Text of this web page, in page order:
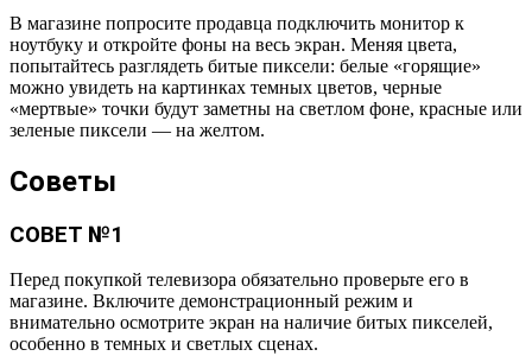
В магазине попросите продавца подключить монитор к
ноутбуку и откройте фоны на весь экран. Меняя цвета,
попытайтесь разглядеть битые пиксели: белые «горящие»
можно увидеть на картинках темных цветов, черные
«мертвые» точки будут заметны на светлом фоне, красные или
зеленые пиксели — на желтом.
Советы
СОВЕТ №1
Перед покупкой телевизора обязательно проверьте его в
магазине. Включите демонстрационный режим и
внимательно осмотрите экран на наличие битых пикселей,
особенно в темных и светлых сценах.